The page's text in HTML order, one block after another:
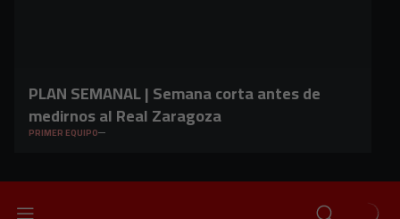
PLAN SEMANAL | Semana corta antes de
medirnos al Real Zaragoza
PRIMER EQUIPO